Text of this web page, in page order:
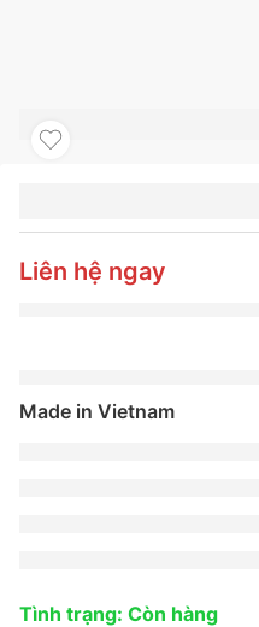
235/65R17 CRUGEN
KL33
Liên hệ ngay
Made in Vietnam
Tình trạng: Còn hàng